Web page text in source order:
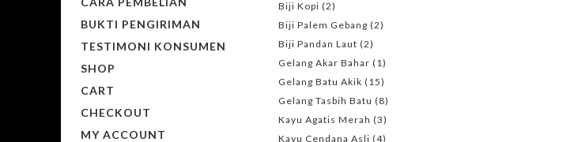
BUKTI PENGIRIMAN
TESTIMONI KONSUMEN
SHOP
CART
CHECKOUT
MY ACCOUNT
Biji Kopi (2)
Biji Palem Gebang (2)
Biji Pandan Laut (2)
Gelang Akar Bahar (1)
Gelang Batu Akik (15)
Gelang Tasbih Batu (8)
Kayu Agatis Merah (3)
Kayu Cendana Asli (4)